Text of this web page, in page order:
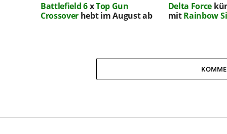
Battlefield 6xTop Gun
Crossover hebt im August ab
Delta Force
mitRainbow